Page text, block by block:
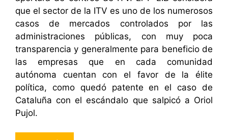
que el sector de la ITV es uno de los numerosos
casos de mercados controlados por las
administraciones públicas, con muy poca
transparencia y generalmente para beneficio de
las empresas que en cada comunidad
autónoma cuentan con el favor de la élite
política, como quedó patente en el caso de
Cataluña con el escándalo que salpicó a Oriol
Pujol.